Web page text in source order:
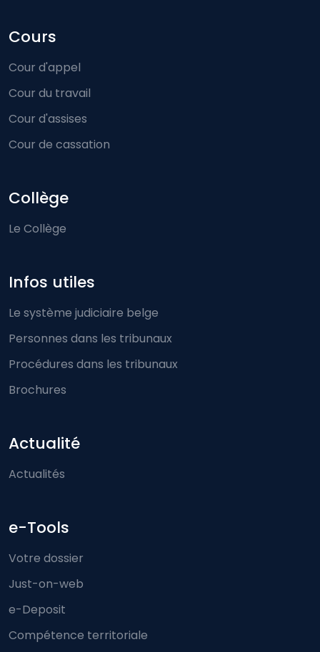
Cours
Cour d'appel
Cour du travail
Cour d'assises
Cour de cassation
Collège
Le Collège
Infos utiles
Le système judiciaire belge
Personnes dans les tribunaux
Procédures dans les tribunaux
Brochures
Actualité
Actualités
e-Tools
Votre dossier
Just-on-web
e-Deposit
Compétence territoriale